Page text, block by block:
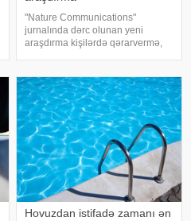
"Nature Communications"
jurnalında dərc olunan yeni
araşdırma kişilərdə qərarvermə,
olan beyin nahiyələrinin orta
hesabla 32 yaşına qədər inkişa
Hovuzdan istifadə zamanı ən